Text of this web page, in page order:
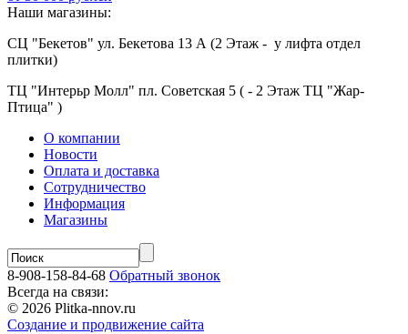
Наши магазины:
СЦ "Бекетов" ул. Бекетова 13 А (2 Этаж - у лифта отдел
плитки)
ТЦ "Интерьр Молл" пл. Советская 5 ( - 2 Этаж ТЦ "Жар-
Птица" )
О компании
Новости
Оплата и доставка
Сотрудничество
Информация
Магазины
8-908-158-84-68 Обратный звонок
Всегда на связи:
© 2026 Plitka-nnov.ru
Создание и продвижение сайта